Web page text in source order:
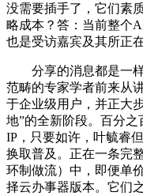
没需要插手了，它们素
略成本？答：当前整个
也是受访嘉宾及其所正
分享的消息都是一样
范畴的专家学者前来从
于企业级用户，并正大
地”的全新阶段。百分
IP，只要如许，叶毓睿
换取普及。正在一条完
环制做流）中，即便单
择云办事器版本。它们